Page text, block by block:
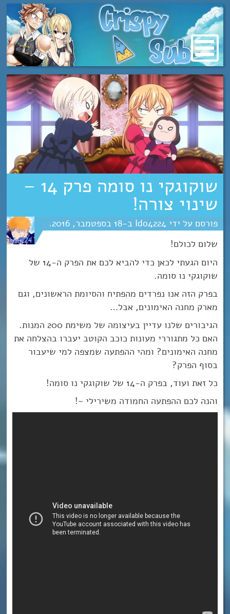
מעבר
לתוכן
שוקוגקי נו סומה פרק 14 –
שינוי צורה!
Ido4224
18 ספטמבר 2016
שלום לכולם!
היום הגעתי לכאן כדי להביא לכם את הפרק ה-14 של
שוקוגקי נו סומה.
בפרק הזה אנו נפרדים מהפתיח והסיומת הראשונים, וגם
מארק מחנה האימונים, אבל…
הגיבורים שלנו עדיין בעיצומה של משימת 200 המנות.
האם כל מתגוררי מעונות כוכב הקוטב יעברו בהצלחה את
מחנה האימונים? ומהי ההפתעה שמצפה למי שיעבור
בסוף הפרק?
כל זאת ועוד, בפרק ה-14 של שוקוגקי נו סומה!
והנה לכם ההפתעה החמודה משירילי ~!